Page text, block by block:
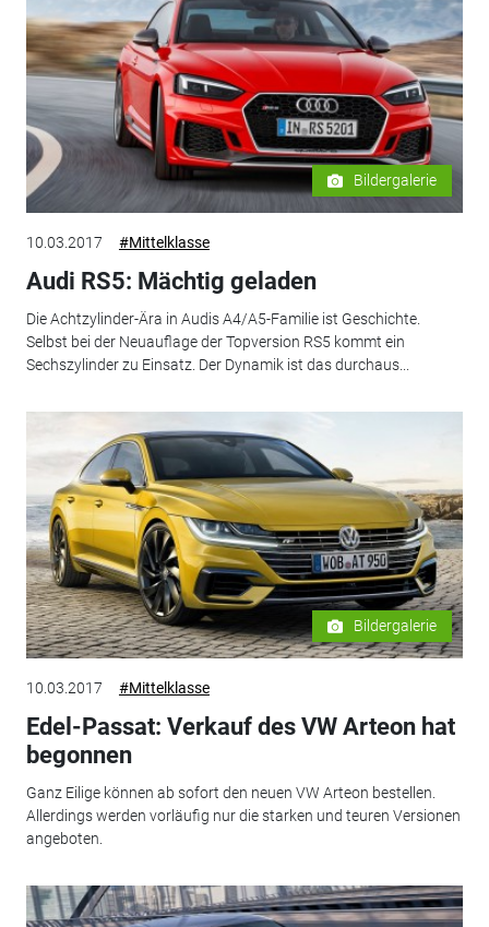
Bildergalerie
10.03.2017 #Mittelklasse
Audi RS5: Mächtig geladen
Die Achtzylinder-Ära in Audis A4/A5-Familie ist Geschichte.
Selbst bei der Neuauflage der Topversion RS5 kommt ein
Sechszylinder zu Einsatz. Der Dynamik ist das durchaus...
Bildergalerie
10.03.2017 #Mittelklasse
Edel-Passat: Verkauf des VW Arteon hat
begonnen
Ganz Eilige können ab sofort den neuen VW Arteon bestellen.
Allerdings werden vorläufig nur die starken und teuren Versionen
angeboten.